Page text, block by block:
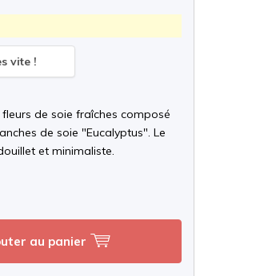
vite !
de soie fraîches composé
de soie "Eucalyptus". Le
et minimaliste.
au panier